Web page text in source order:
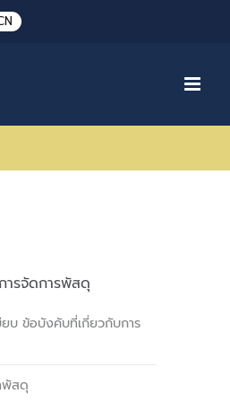
ารจัดการพัสดุ
ยบ ข้อบังคับที่เกี่ยวกับการ
พัสดุ